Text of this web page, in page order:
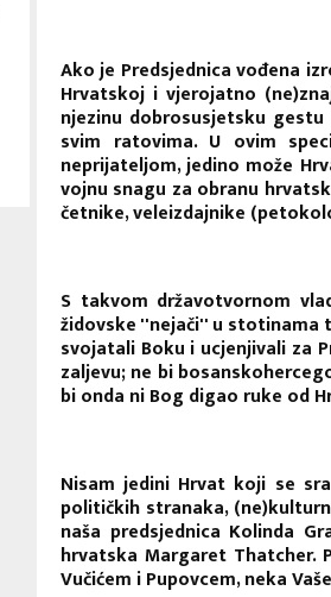
Ako je Predsjednica vođena
Hrvatskoj i vjerojatno
njezinu dobrosusjetsku
svim ratovima. U ovim
neprijateljom, jedino može
vojnu snagu za obranu
četnike, veleizdajnike
S takvom državotvornom
židovske ''nejači'' u stotinama
svojatali Boku i ucjenjivali za
zaljevu; ne bi
bi onda ni Bog digao ruke od
Nisam jedini Hrvat koji se
političkih stranaka,
naša predsjednica Kolinda
hrvatska Margaret Thatcher.
Vučićem i Pupovcem, neka